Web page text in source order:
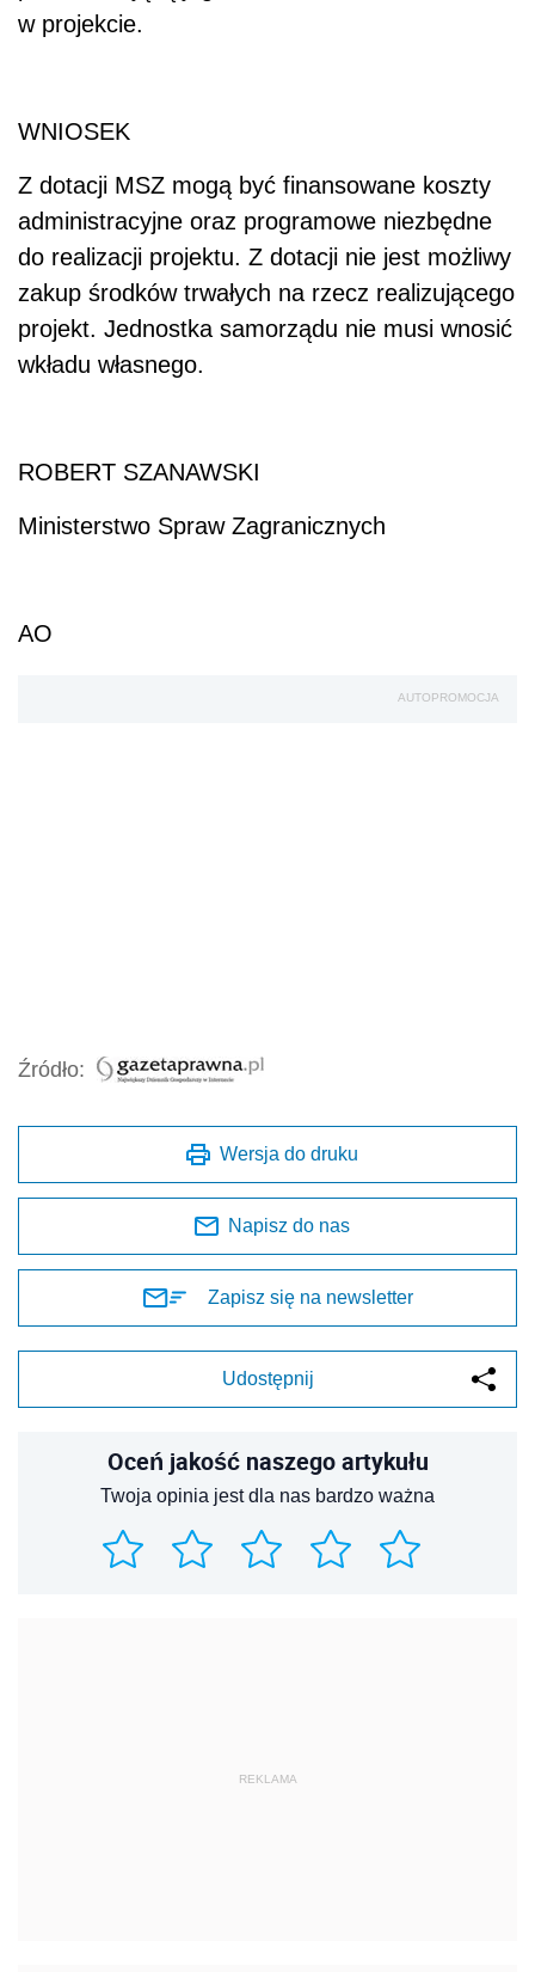
w projekcie.
WNIOSEK
Z dotacji MSZ mogą być finansowane koszty
administracyjne oraz programowe niezbędne
do realizacji projektu. Z dotacji nie jest możliwy
zakup środków trwałych na rzecz realizującego
projekt. Jednostka samorządu nie musi wnosić
wkładu własnego.
ROBERT SZANAWSKI
Ministerstwo Spraw Zagranicznych
AO
AUTOPROMOCJA
Źródło:
Wersja do druku
Napisz do nas
Zapisz się na newsletter
Udostępnij
Oceń jakość naszego artykułu
Twoja opinia jest dla nas bardzo ważna
REKLAMA